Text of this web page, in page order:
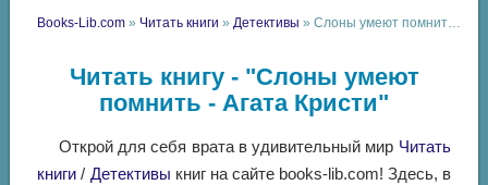
Books-Lib.com » Читать книги »Детективы » Слоны умеют помнить - Агата Кристи
Читать книгу - "Слоны умеют
помнить - Агата Кристи"
Открой для себя врата в удивительный мир Читать
книги / Детективы книг на сайте books-lib.com! Здесь, в